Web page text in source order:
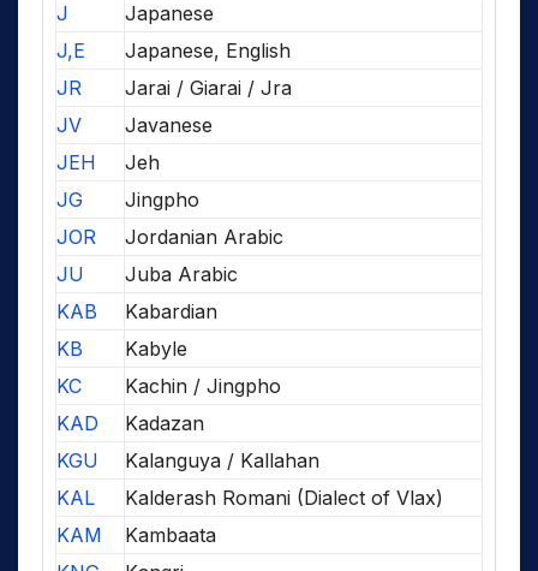
J
Japanese
J,E
Japanese, English
JR
Jarai / Giarai / Jra
JV
Javanese
JEH
Jeh
JG
Jingpho
JOR
Jordanian Arabic
JU
Juba Arabic
KAB
Kabardian
KB
Kabyle
KC
Kachin / Jingpho
KAD
Kadazan
KGU
Kalanguya / Kallahan
KAL
Kalderash Romani (Dialect of Vlax)
KAM
Kambaata